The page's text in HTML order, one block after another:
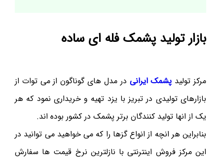
بازار تولید پشمک فله ای ساده
مرکز تولید پشمک ایرانی در مدل های گوناگون از می توات از
بازارهای تولیدی در تبریز با یزد تهیه و خریداری نمود که هر
یک از انها تولید کنندگان برتر پشمک در کشور بوده اند.
بنابراین هر انچه از انواع گزها را که می خواهید می توانید در
این مرکز فروش اینترنتی با نازلترین نرخ قیمت ها سفارش